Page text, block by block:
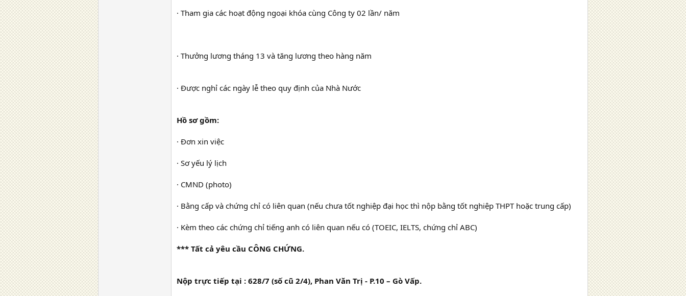
· Tham gia các hoạt động ngoại khóa cùng Công ty 02 lần/ năm
· Thưởng lương tháng 13 và tăng lương theo hàng năm
· Được nghỉ các ngày lễ theo quy định của Nhà Nước
Hồ sơ gồm:
· Đơn xin việc
· Sơ yếu lý lịch
· CMND (photo)
· Bằng cấp và chứng chỉ có liên quan (nếu chưa tốt nghiệp đại học thì nộp bằng tốt nghiệp THPT hoặc trung cấp)
· Kèm theo các chứng chỉ tiếng anh có liên quan nếu có (TOEIC, IELTS, chứng chỉ ABC)
*** Tất cả yêu cầu CÔNG CHỨNG.
Nộp trực tiếp tại : 628/7 (số cũ 2/4), Phan Văn Trị - P.10 – Gò Vấp.